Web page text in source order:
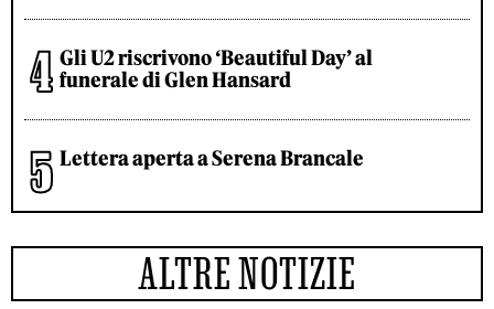
Gli U2 riscrivono ‘Beautiful Day’ al
funerale di Glen Hansard
Lettera aperta a Serena Brancale
ALTRE NOTIZIE